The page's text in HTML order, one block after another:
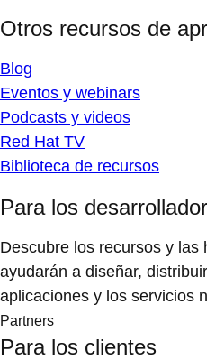
Otros recursos de
Blog
Eventos y webinars
Podcasts y videos
Red Hat TV
Biblioteca de recursos
Para los
Descubre los recursos y las
ayudarán a diseñar,
aplicaciones y los servicios
Partners
Para los clientes